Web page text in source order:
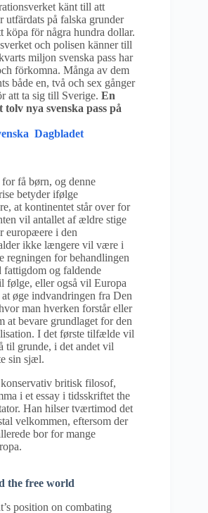
känt till att
utfärdats på falska grunder
köpa för några hundra dollar.
och polisen känner till
miljon svenska pass har
förkomna. Många av dem
både en, två och sex gånger
att ta sig till Sverige. En
nya svenska pass på
Dagbladet
få børn, og denne
betyder ifølge
at kontinentet står over for
vil antallet af ældre stige
europæere i den
ikke længere vil være i
regningen for behandlingen
fattigdom og faldende
følge, eller også vil Europa
øge indvandringen fra Den
man hverken forstår eller
at bevare grundlaget for den
I det første tilfælde vil
til grunde, i det andet vil
sin sjæl.
britisk filosof,
i et essay i tidsskriftet the
Han hilser tværtimod det
velkommen, eftersom der
bor for mange
the free world
position on combating